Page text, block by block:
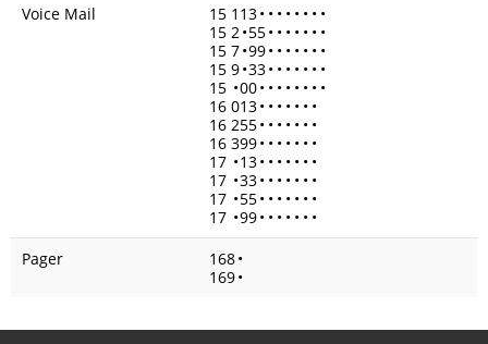
Voice Mail
15 113• • • • • • • •
15 2•55• • • • • • •
15 7•99• • • • • • •
15 9•33• • • • • • •
15 •00• • • • • • • •
16 013• • • • • • •
16 255• • • • • • •
16 399• • • • • • •
17 •13• • • • • • •
17 •33• • • • • • •
17 •55• • • • • • •
17 •99• • • • • • •
Pager
168•
169•